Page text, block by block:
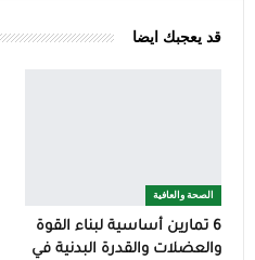
قد يعجبك ايضا
الصحة والعافية
6 تمارين أساسية لبناء القوة
والعضلات والقدرة البدنية في